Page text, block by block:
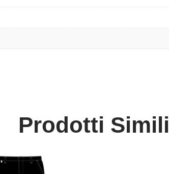
Prodotti Simili